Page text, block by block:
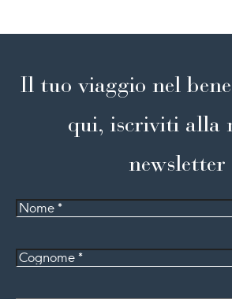
Il tuo viaggio nel
qui, iscriviti alla
newsletter
Nome
Cognome